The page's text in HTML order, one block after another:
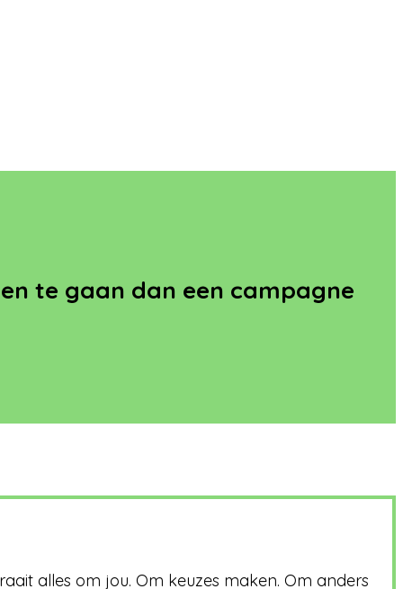
te gaan dan een campagne
alles om jou. Om keuzes maken. Om anders